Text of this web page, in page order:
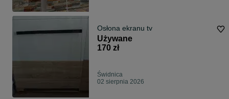
Osłona ekranu tv
Używane
170 zł
Świdnica
02 sierpnia 2026